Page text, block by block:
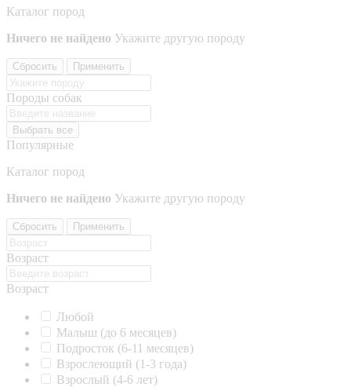
Каталог пород
Ничего не найдено Укажите другую породу
Сбросить Применить
Породы собак
Выбрать все
Популярные
Каталог пород
Ничего не найдено Укажите другую породу
Сбросить Применить
Возраст
Возраст
Любой
Малыш (до 6 месяцев)
Подросток (6-11 месяцев)
Взрослеющий (1-3 года)
Взрослый (4-6 лет)